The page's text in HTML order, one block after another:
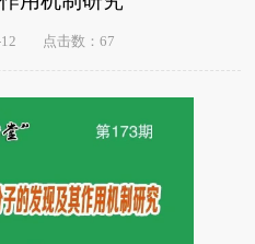
点击数：67